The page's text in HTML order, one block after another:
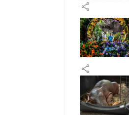
share
share